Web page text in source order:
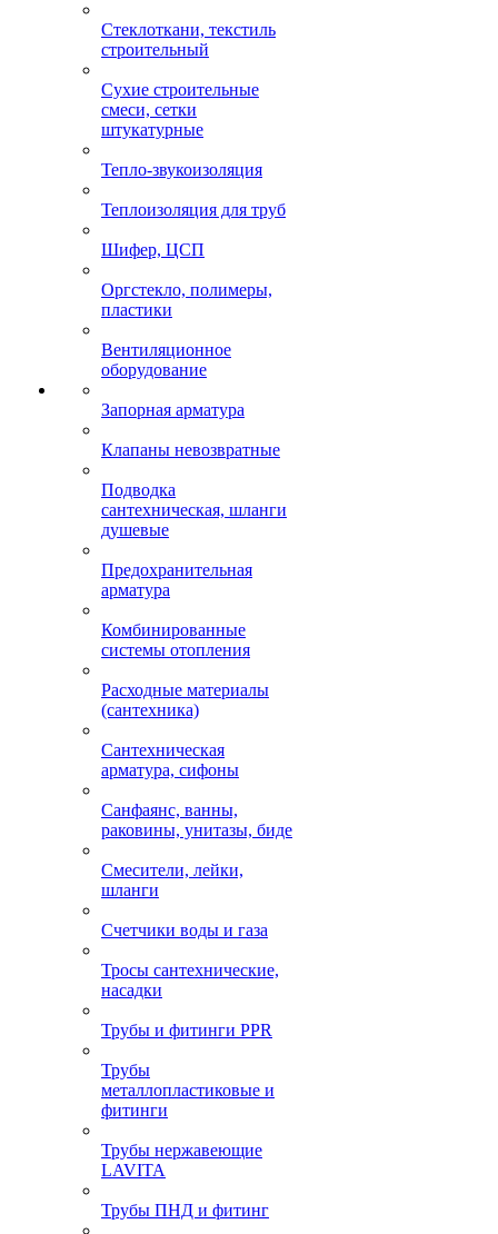
Стеклоткани, текстиль
строительный
Сухие строительные
смеси, сетки
штукатурные
Тепло-звукоизоляция
Теплоизоляция для труб
Шифер, ЦСП
Оргстекло, полимеры,
пластики
Вентиляционное
оборудование
Запорная арматура
Клапаны невозвратные
Подводка
сантехническая, шланги
душевые
Предохранительная
арматура
Комбинированные
системы отопления
Расходные материалы
(сантехника)
Сантехническая
арматура, сифоны
Санфаянс, ванны,
раковины, унитазы, биде
Смесители, лейки,
шланги
Счетчики воды и газа
Тросы сантехнические,
насадки
Трубы и фитинги PPR
Трубы
металлопластиковые и
фитинги
Трубы нержавеющие
LAVITA
Трубы ПНД и фитинг